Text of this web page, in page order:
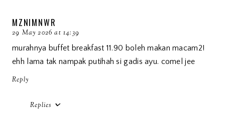
MZNIMNWR
29 May 2026 at 14:39
murahnya buffet breakfast 11.90 boleh makan macam2!
ehh lama tak nampak putihah si gadis ayu. comel jee
Reply
Replies